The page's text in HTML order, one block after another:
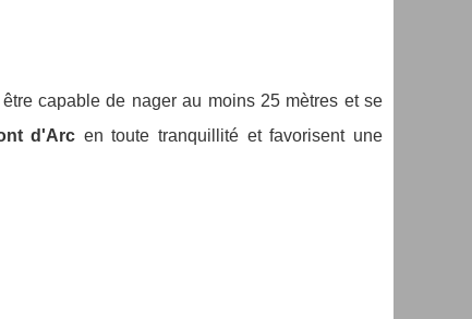
capable de nager au moins 25 mètres et se
d'Arc en toute tranquillité et favorisent une